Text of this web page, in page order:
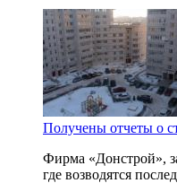
Получены отчеты о
Фирма «Донстрой»,
где возводятся